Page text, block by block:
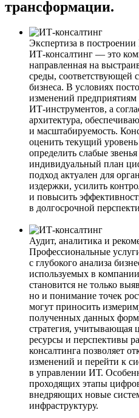
трансформации.
Экспертиза в построении
ИТ-консалтинг — это
направленная на
среды, соответствующей
бизнеса. В условиях
изменений
ИТ-инструментов, а
архитектура,
и масштабируемость.
оценить текущий
определить слабые звенья
индивидуальный план
подход актуален для
издержки, усилить
и повысить
в долгосрочной
Аудит, аналитика и
Профессиональные
с глубокого анализа
используемых в
становится не только
но и понимание точек
могут приносить
полученных данных
стратегия, учитывающая
ресурсы и перспективы
консалтинга позволяет
изменений и перейти к
в управлении ИТ.
проходящих этапы
внедряющих новые
инфраструктуру.